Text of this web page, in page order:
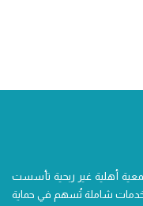
أهلية غير ربحية تأسست
خدمات شاملة تُسهم في حماية